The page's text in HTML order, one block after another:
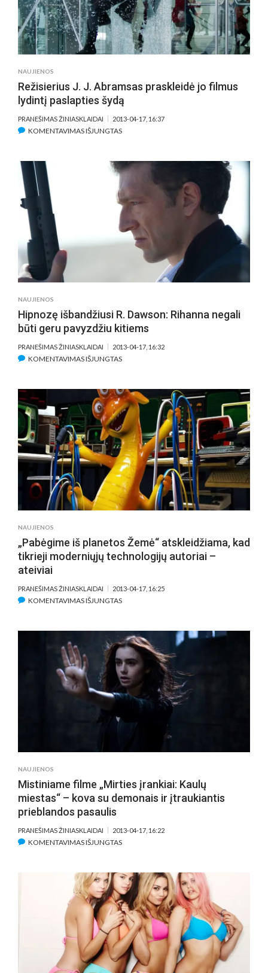
VILNIŲ
NAUJIENOS
Režisierius J. J. Abramsas praskleidė jo filmus
lydintį paslapties šydą
PRANEŠIMAS ŽINIASKLAIDAI 2013-04-17, 16:37
KOMENTAVIMAS IŠJUNGTASĮRAŠE
J.
ABRAMSAS
PRASKLEIDĖ
JO
FILMUS
LYDINTĮ
PASLAPTIES
NAUJIENOS
Hipnozę išbandžiusi R. Dawson: Rihanna negali
būti geru pavyzdžiu kitiems
PRANEŠIMAS ŽINIASKLAIDAI 2013-04-17, 16:32
KOMENTAVIMAS IŠJUNGTASĮRAŠE
R.
DAWSON:
RIHANNA
NEGALI
BŪTI
GERU
PAVYZDŽIU
KITIEMS
NAUJIENOS
„Pabėgime iš planetos Žemė“ atskleidžiama, kad
tikrieji moderniųjų technologijų autoriai –
ateiviai
PRANEŠIMAS ŽINIASKLAIDAI 2013-04-17, 16:25
KOMENTAVIMAS IŠJUNGTASĮRAŠE
PLANETOS
ŽEMĖ“
ATSKLEIDŽIAMA,
KAD
TIKRIEJI
MODERNIŲJŲ
TECHNOLOGIJŲ
AUTORIAI
ATEIVIAI
NAUJIENOS
Mistiniame filme „Mirties įrankiai: Kaulų
miestas“ – kova su demonais ir įtraukiantis
prieblandos pasaulis
PRANEŠIMAS ŽINIASKLAIDAI 2013-04-17, 16:22
KOMENTAVIMAS IŠJUNGTASĮRAŠE
„MIRTIES
ĮRANKIAI:
KAULŲ
MIESTAS“
KOVA
SU
DEMONAIS